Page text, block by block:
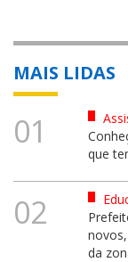
MAIS LIDAS
01
que
02
da